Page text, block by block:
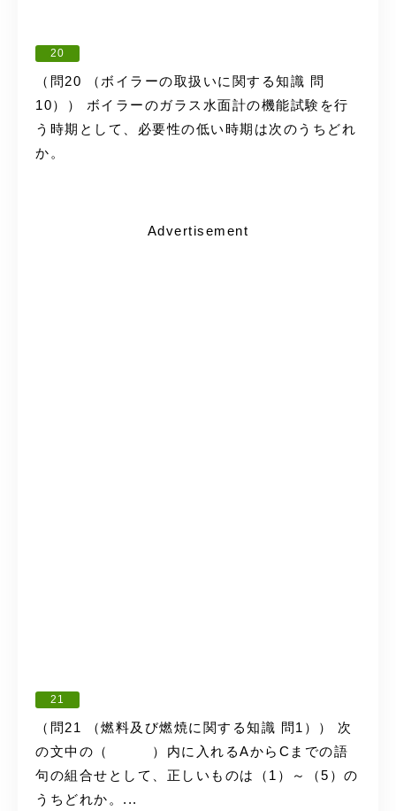
20
（問20 （ボイラーの取扱いに関する知識 問
10）） ボイラーのガラス水面計の機能試験を行
う時期として、必要性の低い時期は次のうちどれ
か。
Advertisement
21
（問21 （燃料及び燃焼に関する知識 問1）） 次
の文中の（ ）内に入れるAからCまでの語
句の組合せとして、正しいものは（1）～（5）の
うちどれか。...